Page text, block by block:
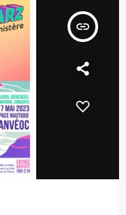
insert_link